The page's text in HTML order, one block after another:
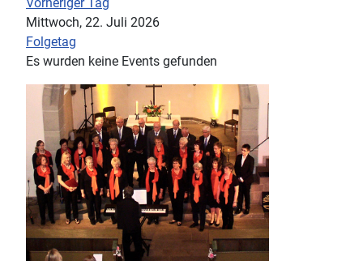
Mittwoch, 22. Juli 2026
Folgetag
Es wurden keine Events gefunden